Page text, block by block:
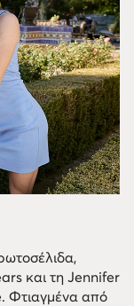
και τη Jennifer
Φτιαγμένα από